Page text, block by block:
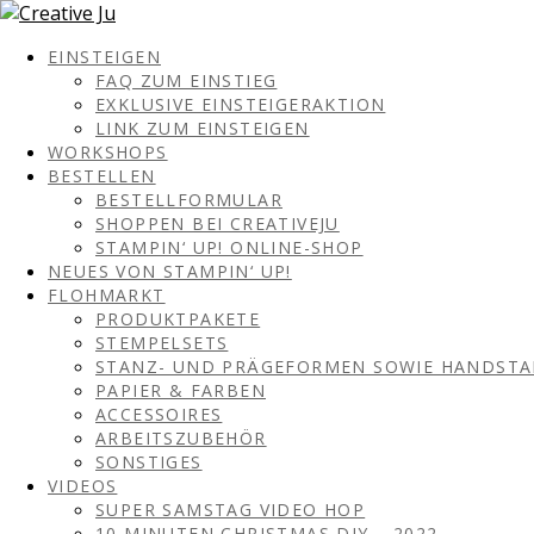
EINSTEIGEN
FAQ ZUM EINSTIEG
EXKLUSIVE EINSTEIGERAKTION
LINK ZUM EINSTEIGEN
WORKSHOPS
BESTELLEN
BESTELLFORMULAR
SHOPPEN BEI CREATIVEJU
STAMPIN‘ UP! ONLINE-SHOP
NEUES VON STAMPIN‘ UP!
FLOHMARKT
PRODUKTPAKETE
STEMPELSETS
STANZ- UND PRÄGEFORMEN SOWIE
PAPIER & FARBEN
ACCESSOIRES
ARBEITSZUBEHÖR
SONSTIGES
VIDEOS
SUPER SAMSTAG VIDEO HOP